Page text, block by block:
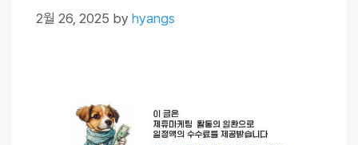
2월 26, 2025 by hyangs